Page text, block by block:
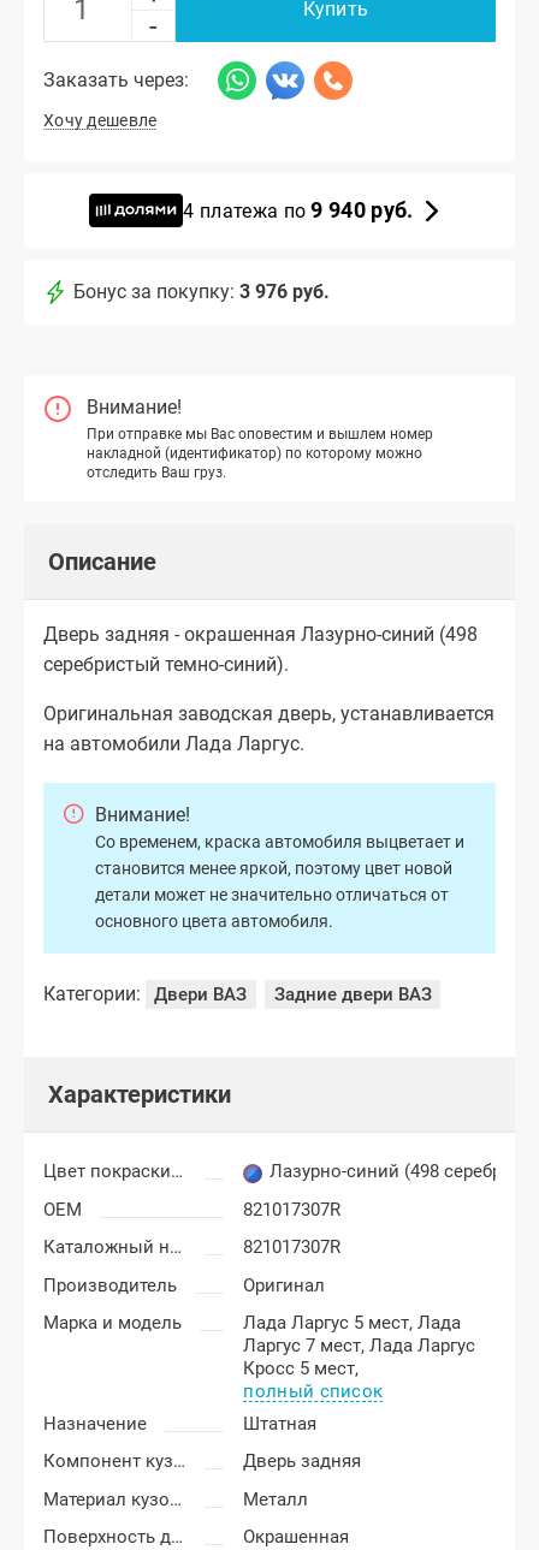
-
Купить
Заказать через:
Хочу дешевле
4 платежа по9 940 руб.
Бонус за покупку: 3 976 руб.
Внимание!
При отправке мы Вас оповестим и вышлем номер
накладной (идентификатор) по которому можно
отследить Ваш груз.
Описание
Дверь задняя - окрашенная Лазурно-синий (498
серебристый темно-синий).
Оригинальная заводская дверь, устанавливается
на автомобили Лада Ларгус.
Внимание!
Со временем, краска автомобиля выцветает и
становится менее яркой, поэтому цвет новой
детали может не значительно отличаться от
основного цвета автомобиля.
Категории: Двери ВАЗ Задние двери ВАЗ
Характеристики
Цвет покраски Лада Ларгус
Лазурно-синий (498
OEM
821017307R
Каталожный номер
821017307R
Производитель
Оригинал
Марка и модель
Лада Ларгус 5 мест,Лада
Ларгус 7 мест,Лада Ларгус
Кросс 5 мест,
полный список
Назначение
Штатная
Компонент кузова
Дверь задняя
Материал кузовных деталей
Металл
Поверхность двери
Окрашенная